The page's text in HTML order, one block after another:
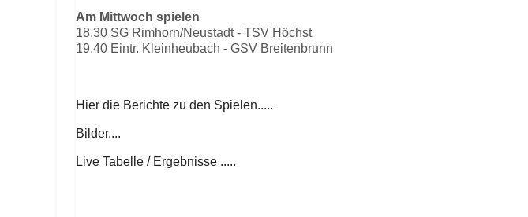
Am Mittwoch spielen
18.30 SG Rimhorn/Neustadt - TSV Höchst
19.40 Eintr. Kleinheubach - GSV Breitenbrunn
Hier die Berichte zu den Spielen.....
Bilder....
Live Tabelle / Ergebnisse .....